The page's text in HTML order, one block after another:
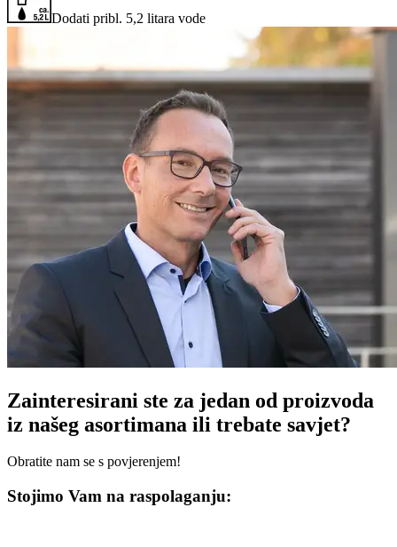
Dodati pribl. 5,2 litara vode
Zainteresirani ste za jedan od proizvoda
iz našeg asortimana ili trebate savjet?
Obratite nam se s povjerenjem!
Stojimo Vam na raspolaganju: